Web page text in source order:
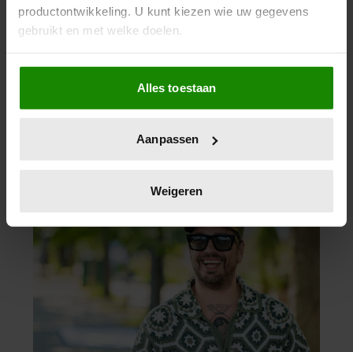
productontwikkeling. U kunt kiezen wie uw gegevens
gebruikt en met welke doelen.
Als u het toestaat, willen we ook graag:
Informatie verzamelen over uw geografische
locatie, die tot een paar meter nauwkeurig kan zijn
scannen op specifieke eigenschappen (fingerprinting)
verwerkt en stel uw voorkeuren in het
intrekken in de Cookieverklaring.
We gebruiken cookies om content en advertenties te
personaliseren, om functies voor social media te bieden
en om ons websiteverkeer te analyseren. Ook delen we
informatie over uw gebruik van onze site met onze
partners voor social media, adverteren en analyse. Deze
Alles toestaan
Aanpassen
Weigeren